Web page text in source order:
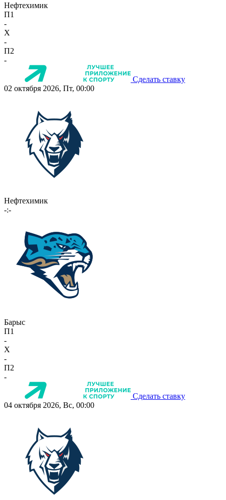
Нефтехимик
П1
-
X
-
П2
-
Сделать ставку
02 октября 2026, Пт, 00:00
Нефтехимик
-:-
Барыс
П1
-
X
-
П2
-
Сделать ставку
04 октября 2026, Вс, 00:00